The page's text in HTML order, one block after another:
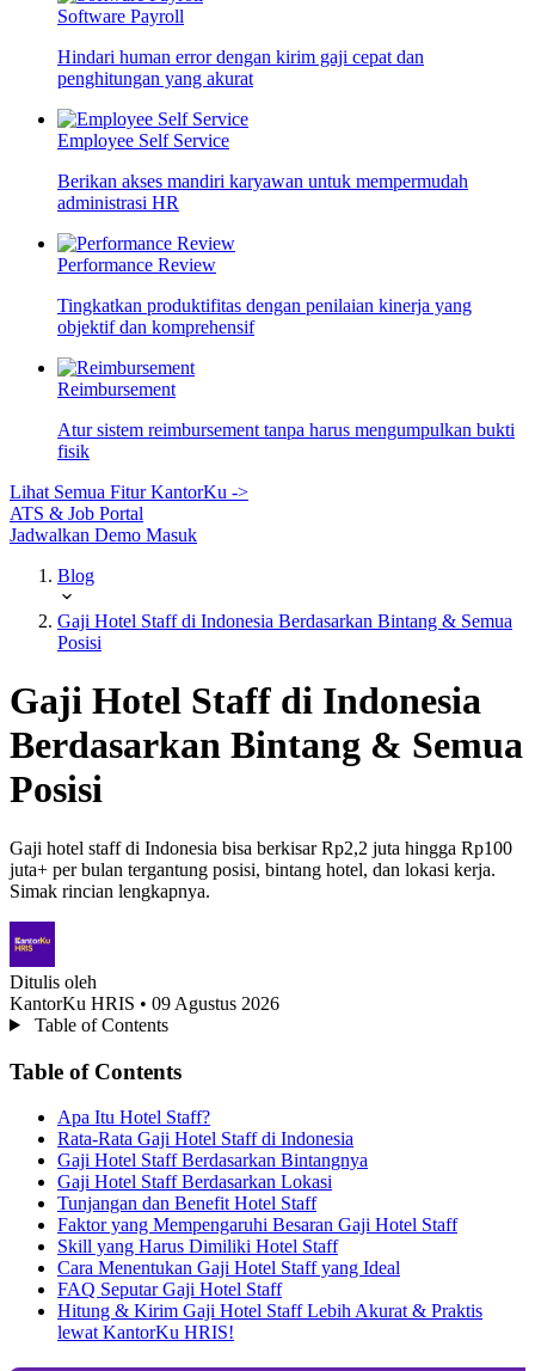
Software Payroll
Hindari human error dengan kirim gaji cepat dan
penghitungan yang akurat
Employee Self Service
Berikan akses mandiri karyawan untuk mempermudah
administrasi HR
Performance Review
Tingkatkan produktifitas dengan penilaian kinerja yang
objektif dan komprehensif
Reimbursement
Atur sistem reimbursement tanpa harus mengumpulkan bukti
fisik
Lihat Semua Fitur KantorKu ->
ATS & Job Portal
Jadwalkan Demo Masuk
Blog
Gaji Hotel Staff di Indonesia Berdasarkan Bintang & Semua
Posisi
Gaji Hotel Staff di Indonesia
Berdasarkan Bintang & Semua
Posisi
Gaji hotel staff di Indonesia bisa berkisar Rp2,2 juta hingga Rp100
juta+ per bulan tergantung posisi, bintang hotel, dan lokasi kerja.
Simak rincian lengkapnya.
Ditulis oleh
KantorKu HRIS • 09 Agustus 2026
Table of Contents
Table of Contents
Apa Itu Hotel Staff?
Rata-Rata Gaji Hotel Staff di Indonesia
Gaji Hotel Staff Berdasarkan Bintangnya
Gaji Hotel Staff Berdasarkan Lokasi
Tunjangan dan Benefit Hotel Staff
Faktor yang Mempengaruhi Besaran Gaji Hotel Staff
Skill yang Harus Dimiliki Hotel Staff
Cara Menentukan Gaji Hotel Staff yang Ideal
FAQ Seputar Gaji Hotel Staff
Hitung & Kirim Gaji Hotel Staff Lebih Akurat & Praktis
lewat KantorKu HRIS!